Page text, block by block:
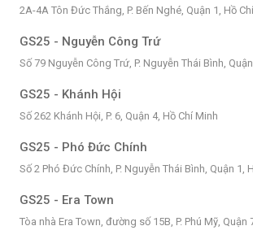
2A-4A Tôn Đức Thắng, P. Bến Nghé, Quận 1, Hồ
GS25 - Nguyễn Công Trứ
Số 79 Nguyễn Công Trứ, P. Nguyễn Thái Bình,
GS25 - Khánh Hội
Số 262 Khánh Hội, P. 6, Quận 4, Hồ Chí Minh
GS25 - Phó Đức Chính
Số 2 Phó Đức Chính, P. Nguyễn Thái Bình, Quận 1,
GS25 - Era Town
Tòa nhà Era Town, đường số 15B, P. Phú Mỹ, Quận